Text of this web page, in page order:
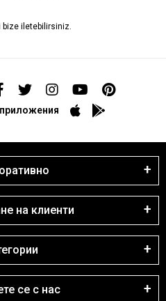
bize iletebilirsiniz.
на клиенти
се с нас